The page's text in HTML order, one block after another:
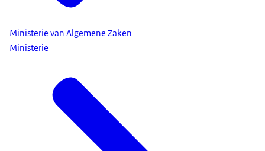
Ministerie van Algemene Zaken
Ministerie